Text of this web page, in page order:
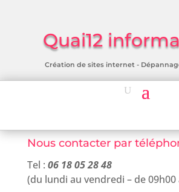
Quai12
Création de sites internet -
Nous contacter par
Tel : 06 18 05 28 48
(du lundi au vendredi – de 09h00